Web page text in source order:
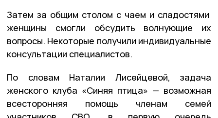
Затем за общим столом с чаем и сладостями
женщины смогли обсудить волнующие их
вопросы. Некоторые получили индивидуальные
консультации специалистов.
По словам Наталии Лисейцевой, задача
женского клуба «Синяя птица» — возможная
всесторонняя помощь членам семей